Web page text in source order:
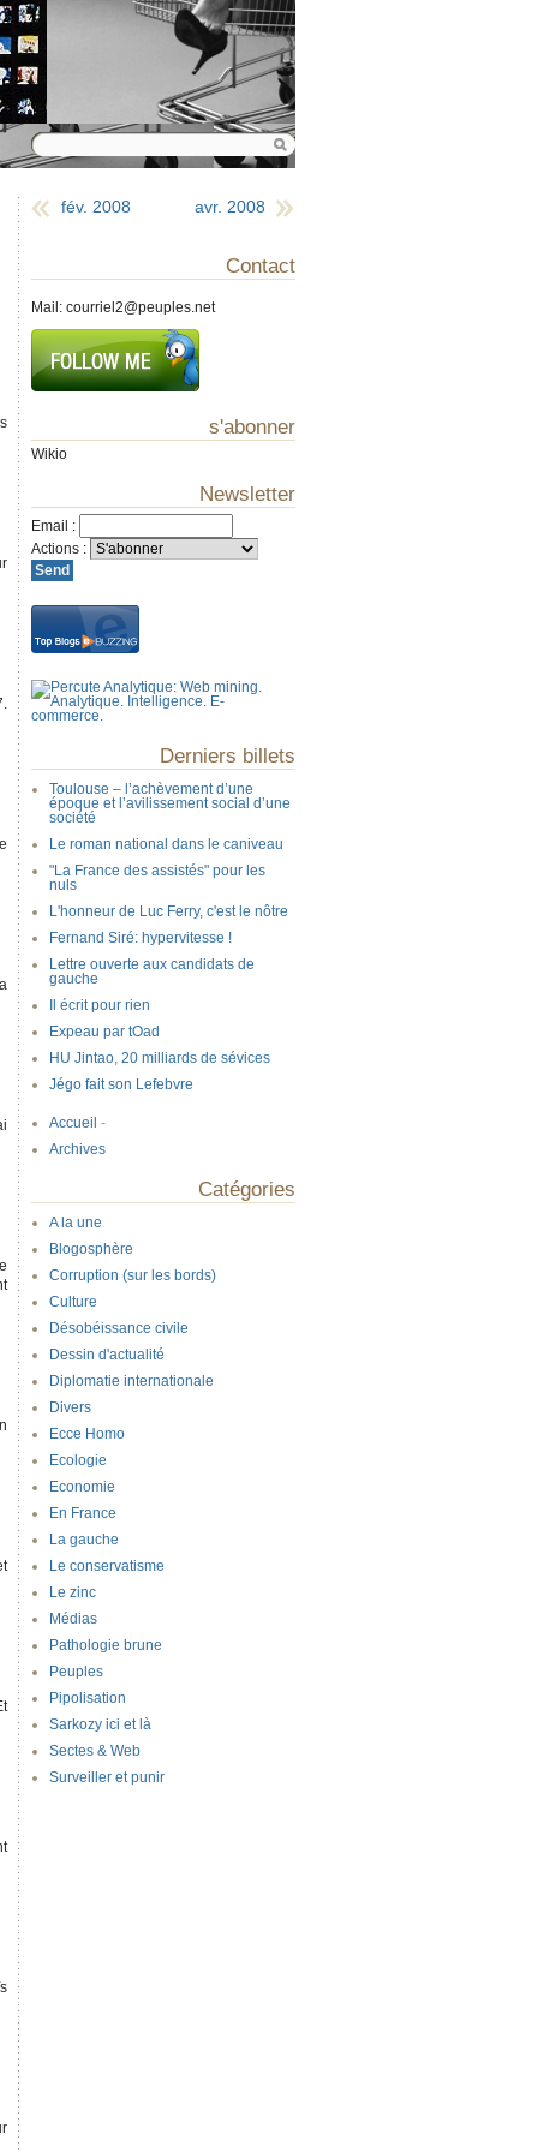
fév. 2008 avr. 2008
Contact
Mail: courriel2@peuples.net
s'abonner
Wikio
Newsletter
Email :
Actions :
Derniers billets
Toulouse – l’achèvement d’une
époque et l’avilissement social d’une
société
Le roman national dans le caniveau
"La France des assistés" pour les
nuls
L'honneur de Luc Ferry, c'est le nôtre
Fernand Siré: hypervitesse !
Lettre ouverte aux candidats de
gauche
Il écrit pour rien
Expeau par tOad
HU Jintao, 20 milliards de sévices
Jégo fait son Lefebvre
Accueil -
Archives
Catégories
A la une
Blogosphère
Corruption (sur les bords)
Culture
Désobéissance civile
Dessin d'actualité
Diplomatie internationale
Divers
Ecce Homo
Ecologie
Economie
En France
La gauche
Le conservatisme
Le zinc
Médias
Pathologie brune
Peuples
Pipolisation
Sarkozy ici et là
Sectes & Web
Surveiller et punir